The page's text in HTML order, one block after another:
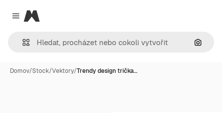
Close menu
Magnific
Hledat
Domov/Stock/Vektory/Trendy design trička…